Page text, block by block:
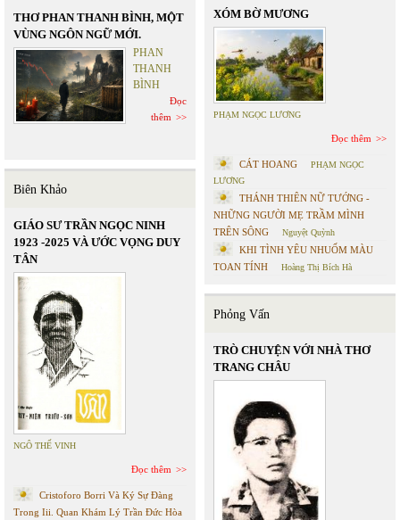
THƠ PHAN THANH BÌNH, MỘT
VÙNG NGÔN NGỮ MỚI.
PHAN
THANH
BÌNH
Đọc
thêm
Biên Khảo
GIÁO SƯ TRẦN NGỌC NINH
1923 -2025 VÀ ƯỚC VỌNG DUY
TÂN
NGÔ THẾ VINH
Đọc thêm
Cristoforo Borri Và Ký Sự Đàng
Trong Iii. Quan Khám Lý Trần Đức Hòa
XÓM BỜ MƯƠNG
PHẠM NGỌC LƯƠNG
Đọc thêm
CÁT HOANG
PHẠM NGỌC
LƯƠNG
THÁNH THIÊN NỮ TƯỚNG -
NHỮNG NGƯỜI MẸ TRẦM MÌNH
TRÊN SÔNG
Nguyệt Quỳnh
KHI TÌNH YÊU NHUỐM MÀU
TOAN TÍNH
Hoàng Thị Bích Hà
Phỏng Vấn
TRÒ CHUYỆN VỚI NHÀ THƠ
TRANG CHÂU